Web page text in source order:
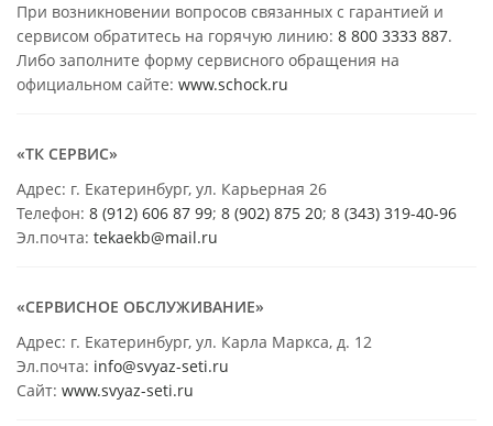
При возникновении вопросов связанных с гарантией и
сервисом обратитесь на горячую линию: 8 800 3333 887.
Либо заполните форму сервисного обращения на
официальном сайте: www.schock.ru
«ТК СЕРВИС»
Адрес: г. Екатеринбург, ул. Карьерная 26
Телефон: 8 (912) 606 87 99; 8 (902) 875 20; 8 (343) 319-40-96
Эл.почта: tekaekb@mail.ru
«СЕРВИСНОЕ ОБСЛУЖИВАНИЕ»
Адрес: г. Екатеринбург, ул. Карла Маркса, д. 12
Эл.почта: info@svyaz-seti.ru
Сайт: www.svyaz-seti.ru